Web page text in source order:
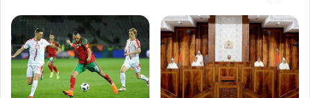
ت
ع
د
ل
إ
ط
ي
ر
و
إ
ج
ر